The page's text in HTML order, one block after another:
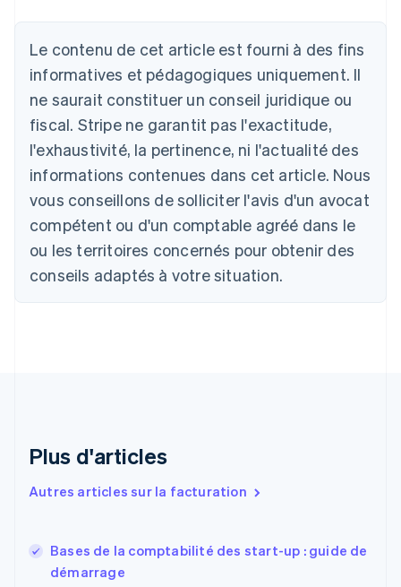
Le contenu de cet article est fourni à des fins
informatives et pédagogiques uniquement. Il
ne saurait constituer un conseil juridique ou
fiscal. Stripe ne garantit pas l'exactitude,
l'exhaustivité, la pertinence, ni l'actualité des
informations contenues dans cet article. Nous
vous conseillons de solliciter l'avis d'un avocat
compétent ou d'un comptable agréé dans le
ou les territoires concernés pour obtenir des
conseils adaptés à votre situation.
Plus d'articles
Autres articles sur la facturation
Bases de la comptabilité des start-up : guide de
démarrage
DeutschEnglish
Australie
English
Autriche
DeutschEnglish
NederlandsFrançaisDeutschEnglish
Brésil
Português
Bulgarie
English
Canada
Chine continentale
简体中文English
Español English
English
Finlande
EnglishSvenska